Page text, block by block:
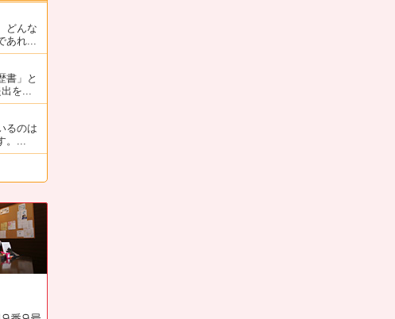
どんな
あれ...
書」と
出を...
るのは
。...